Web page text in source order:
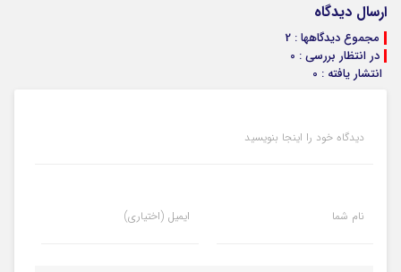
ارسال دیدگاه
مجموع دیدگاهها : 2
در انتظار بررسی : 0
انتشار یافته : 0
دیدگاه خود را اینجا بنویسید
نام شما ایمیل (اختیاری)